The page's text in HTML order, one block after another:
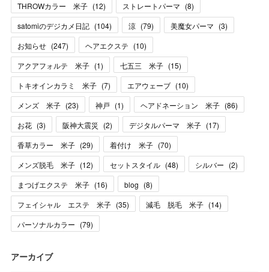
THROWカラー 米子 (12) ストレートパーマ (8)
satomiのデジカメ日記 (104) 涼 (79) 美魔女パーマ (3)
お知らせ (247) ヘアエクステ (10)
アクアフォルテ 米子 (1) 七五三 米子 (15)
トキオインカラミ 米子 (7) エアウェーブ (10)
メンズ 米子 (23) 神戸 (1) ヘアドネーション 米子 (86)
お花 (3) 阪神大震災 (2) デジタルパーマ 米子 (17)
香草カラー 米子 (29) 着付け 米子 (70)
メンズ脱毛 米子 (12) セットスタイル (48) シルバー (2)
まつげエクステ 米子 (16) blog (8)
フェイシャル エステ 米子 (35) 減毛 脱毛 米子 (14)
パーソナルカラー (79)
アーカイブ